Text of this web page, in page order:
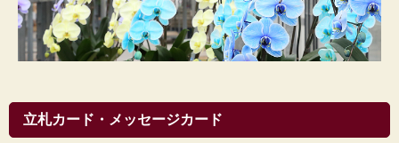
立札カード・メッセージカード